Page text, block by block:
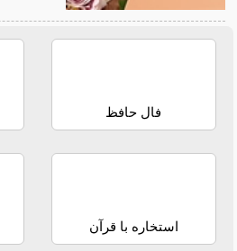
فال حافظ
استخاره با قرآن